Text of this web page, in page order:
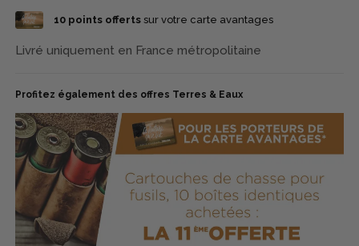
Winchester Extra Duo Bécasse développe une vitesse
annoncée de 420 m/s. Conditionnée en boîte de 10 cartouches,
elle constitue une solution sérieuse pour les chasseurs
recherchant une cartouche dédiée au bois, franche au départ
10points offertssur votre carte avantages
Livré uniquement en France métropolitaine
Profitez également des offres Terres & Eaux